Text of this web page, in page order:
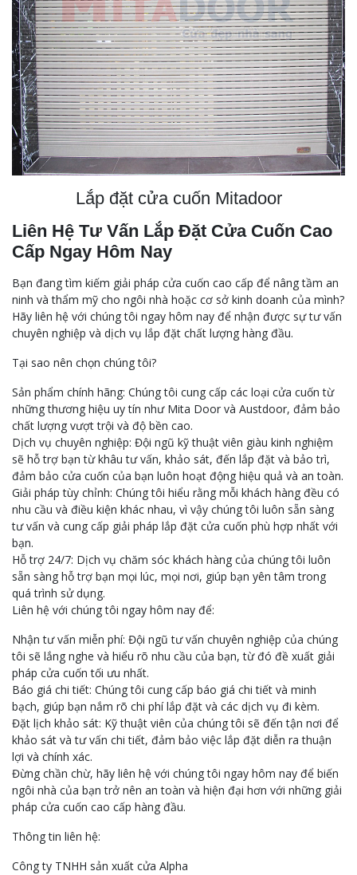
Lắp đặt cửa cuốn Mitadoor
Liên Hệ Tư Vấn Lắp Đặt Cửa Cuốn Cao
Cấp Ngay Hôm Nay
Bạn đang tìm kiếm giải pháp cửa cuốn cao cấp để nâng tầm an
ninh và thẩm mỹ cho ngôi nhà hoặc cơ sở kinh doanh của mình?
Hãy liên hệ với chúng tôi ngay hôm nay để nhận được sự tư vấn
chuyên nghiệp và dịch vụ lắp đặt chất lượng hàng đầu.
Tại sao nên chọn chúng tôi?
Sản phẩm chính hãng: Chúng tôi cung cấp các loại cửa cuốn từ
những thương hiệu uy tín như Mita Door và Austdoor, đảm bảo
chất lượng vượt trội và độ bền cao.
Dịch vụ chuyên nghiệp: Đội ngũ kỹ thuật viên giàu kinh nghiệm
sẽ hỗ trợ bạn từ khâu tư vấn, khảo sát, đến lắp đặt và bảo trì,
đảm bảo cửa cuốn của bạn luôn hoạt động hiệu quả và an toàn.
Giải pháp tùy chỉnh: Chúng tôi hiểu rằng mỗi khách hàng đều có
nhu cầu và điều kiện khác nhau, vì vậy chúng tôi luôn sẵn sàng
tư vấn và cung cấp giải pháp lắp đặt cửa cuốn phù hợp nhất với
bạn.
Hỗ trợ 24/7: Dịch vụ chăm sóc khách hàng của chúng tôi luôn
sẵn sàng hỗ trợ bạn mọi lúc, mọi nơi, giúp bạn yên tâm trong
quá trình sử dụng.
Liên hệ với chúng tôi ngay hôm nay để:
Nhận tư vấn miễn phí: Đội ngũ tư vấn chuyên nghiệp của chúng
tôi sẽ lắng nghe và hiểu rõ nhu cầu của bạn, từ đó đề xuất giải
pháp cửa cuốn tối ưu nhất.
Báo giá chi tiết: Chúng tôi cung cấp báo giá chi tiết và minh
bạch, giúp bạn nắm rõ chi phí lắp đặt và các dịch vụ đi kèm.
Đặt lịch khảo sát: Kỹ thuật viên của chúng tôi sẽ đến tận nơi để
khảo sát và tư vấn chi tiết, đảm bảo việc lắp đặt diễn ra thuận
lợi và chính xác.
Đừng chần chừ, hãy liên hệ với chúng tôi ngay hôm nay để biến
ngôi nhà của bạn trở nên an toàn và hiện đại hơn với những giải
pháp cửa cuốn cao cấp hàng đầu.
Thông tin liên hệ:
Công ty TNHH sản xuất cửa Alpha